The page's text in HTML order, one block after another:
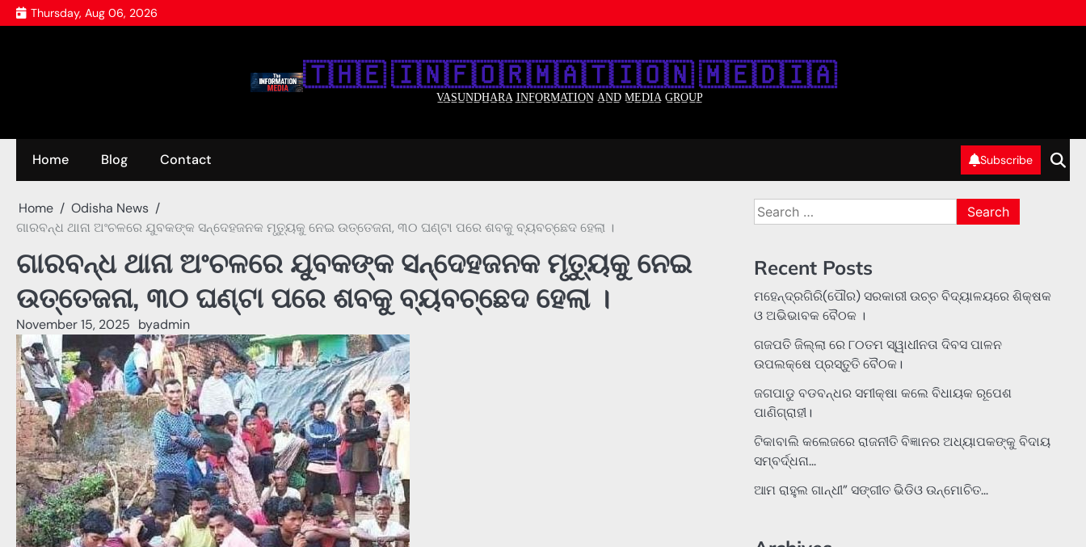
Skip
to
Thursday, Aug 06, 2026
🇹‌🇭‌🇪‌ 🇮‌🇳‌🇫‌🇴‌🇷‌🇲‌🇦‌🇹‌🇮‌🇴‌🇳‌ 🇲‌🇪‌🇩‌🇮‌🇦‌
V̲A̲S̲U̲N̲D̲H̲A̲R̲A̲ I̲N̲F̲O̲R̲M̲A̲T̲I̲O̲N̲ A̲N̲D̲ M̲E̲D̲I̲A̲ G̲R̲O̲U̲P̲
Home Blog Contact Subscribe
Home
Odisha News
ଗାରବନ୍ଧ ଥାନା ଅଂଚଳରେ ଯୁବକଙ୍କ ସନ୍ଦେହଜନକ ମୃତ୍ୟୁକୁ ନେଇ ଉତ୍ତେଜନା, ୩୦ ଘଣ୍ଟା ପରେ ଶବକୁ ବ୍ୟବଚ୍ଛେଦ ହେଲା ।
ଗାରବନ୍ଧ ଥାନା ଅଂଚଳରେ ଯୁବକଙ୍କ ସନ୍ଦେହଜନକ ମୃତ୍ୟୁକୁ ନେଇ
ଉତ୍ତେଜନା, ୩୦ ଘଣ୍ଟା ପରେ ଶବକୁ ବ୍ୟବଚ୍ଛେଦ ହେଲା ।
November 15, 2025 byadmin
Search
for:
Recent Posts
ମହେନ୍ଦ୍ରଗିରି(ପୌର) ସରକାରୀ ଉଚ୍ଚ ବିଦ୍ୟାଳୟରେ ଶିକ୍ଷକ
ଓ ଅଭିଭାବକ ବୈଠକ ।
ଗଜପତି ଜିଲ୍ଲା ରେ ୮୦ତମ ସ୍ୱାଧୀନତା ଦିବସ ପାଳନ
ଉପଲକ୍ଷେ ପ୍ରସ୍ତୁତି ବୈଠକ।
ଜଗପାଡୁ ବଡବନ୍ଧର ସମୀକ୍ଷା କଲେ ବିଧାୟକ ରୂପେଶ
ପାଣିଗ୍ରାହୀ।
ଟିକାବାଲି କଲେଜରେ ରାଜନୀତି ବିଜ୍ଞାନର ଅଧ୍ୟାପକଙ୍କୁ ବିଦାୟ
ସମ୍ବର୍ଦ୍ଧନା…
ଆମ ରାହୁଲ ଗାନ୍ଧୀ” ସଙ୍ଗୀତ ଭିଡିଓ ଉନ୍ମୋଚିତ…